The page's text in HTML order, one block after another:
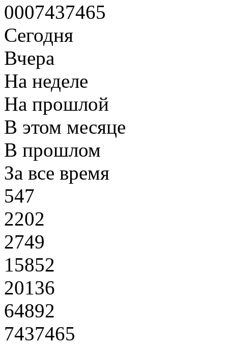
0007437465
Сегодня
Вчера
На неделе
На прошлой
В этом месяце
В прошлом
За все время
547
2202
2749
15852
20136
64892
7437465